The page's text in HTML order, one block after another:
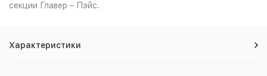
секции Главер – Пэйс.
Характеристики